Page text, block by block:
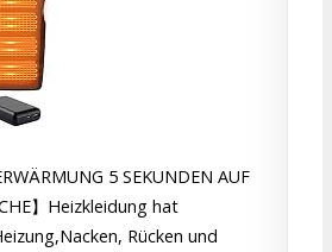
5 SEKUNDEN AUF
】Heizkleidung hat
Rücken und